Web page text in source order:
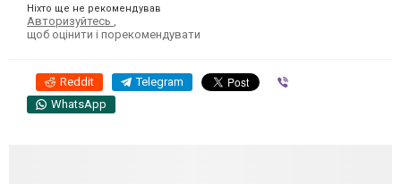
Ніхто ще не рекомендував
Авторизуйтесь ,
щоб оцінити і порекомендувати
Reddit Telegram
WhatsApp